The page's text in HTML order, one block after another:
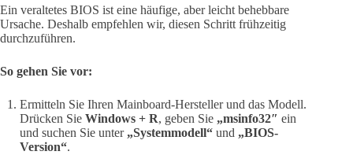
Ein veraltetes BIOS ist eine häufige, aber leicht behebbare
Ursache. Deshalb empfehlen wir, diesen Schritt frühzeitig
durchzuführen.
So gehen Sie vor:
Ermitteln Sie Ihren Mainboard-Hersteller und das Modell.
Drücken Sie Windows + R, geben Sie „msinfo32″ ein
und suchen Sie unter „Systemmodell“ und „BIOS-
Version“.